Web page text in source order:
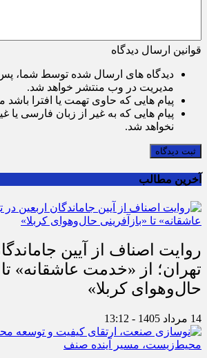
قوانین ارسال دیدگاه
دیدگاه های ارسال شده توسط شما، پس
مدیریت در وب منتشر خواهد شد.
پیام هایی که حاوی تهمت یا افترا باشد
پیام هایی که به غیر از زبان فارسی یا
نخواهد شد.
ثبت دیدگاه
آخرین مطالب
روایت اصناف از آیین
تهران؛ از «خدمت عاشقانه» تا
حال‌وهوای کربلا»
14 مرداد 1405 - 13:12